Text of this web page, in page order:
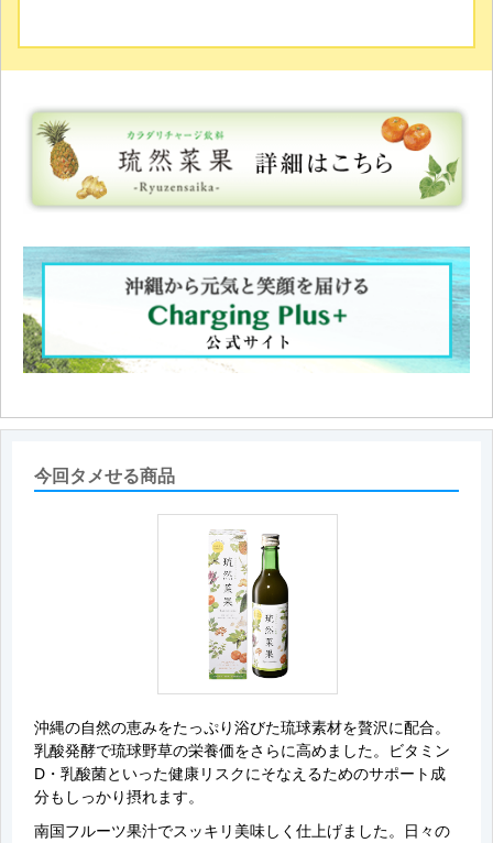
今回タメせる商品
沖縄の自然の恵みをたっぷり浴びた琉球素材を贅沢に配合。
乳酸発酵で琉球野草の栄養価をさらに高めました。ビタミン
D・乳酸菌といった健康リスクにそなえるためのサポート成
分もしっかり摂れます。
南国フルーツ果汁でスッキリ美味しく仕上げました。日々の